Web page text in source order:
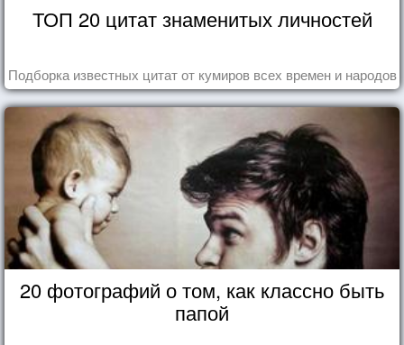
ТОП 20 цитат знаменитых личностей
Подборка известных цитат от кумиров всех времен и народов
20 фотографий о том, как классно быть
папой